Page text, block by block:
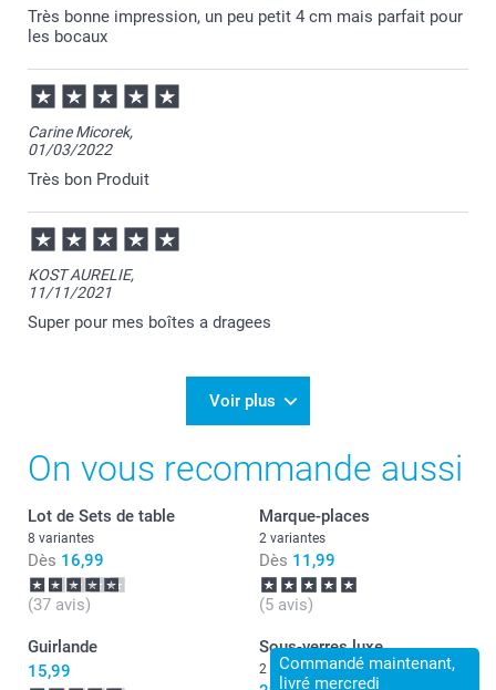
Très bonne impression, un peu petit 4 cm mais parfait pour
les bocaux
Carine Micorek,
01/03/2022
Très bon Produit
KOST AURELIE,
11/11/2021
Super pour mes boîtes a dragees
Voir plus
On vous recommande aussi
Lot de Sets de table
8 variantes
Dès 16,99
(37 avis)
Marque-places
2 variantes
Dès 11,99
(5 avis)
Guirlande
15,99
Commandé maintenant,
livré mercredi
Sous-verres luxe
2 variantes